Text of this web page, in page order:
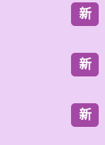
新
新
新